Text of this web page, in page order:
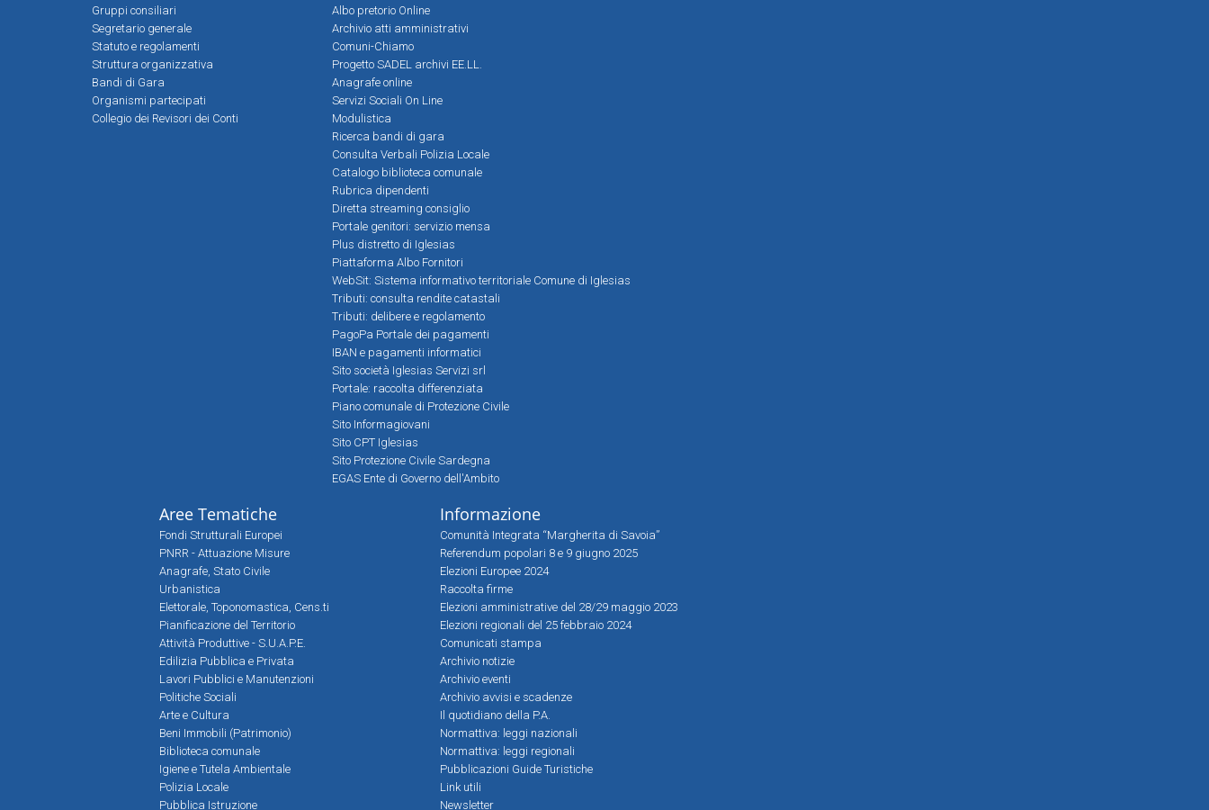
Gruppi consiliari
Segretario generale
Statuto e regolamenti
Struttura organizzativa
Bandi di Gara
Organismi partecipati
Collegio dei Revisori dei Conti
Albo pretorio Online
Archivio atti amministrativi
Comuni-Chiamo
Progetto SADEL archivi EE.LL.
Anagrafe online
Servizi Sociali On Line
Modulistica
Ricerca bandi di gara
Consulta Verbali Polizia Locale
Catalogo biblioteca comunale
Rubrica dipendenti
Diretta streaming consiglio
Portale genitori: servizio mensa
Plus distretto di Iglesias
Piattaforma Albo Fornitori
WebSit: Sistema informativo territoriale Comune di Iglesias
Tributi: consulta rendite catastali
Tributi: delibere e regolamento
PagoPa Portale dei pagamenti
IBAN e pagamenti informatici
Sito società Iglesias Servizi srl
Portale: raccolta differenziata
Piano comunale di Protezione Civile
Sito Informagiovani
Sito CPT Iglesias
Sito Protezione Civile Sardegna
EGAS Ente di Governo dell'Ambito
Aree Tematiche
Fondi Strutturali Europei
PNRR - Attuazione Misure
Anagrafe, Stato Civile
Urbanistica
Elettorale, Toponomastica, Cens.ti
Pianificazione del Territorio
Attività Produttive - S.U.A.P.E.
Edilizia Pubblica e Privata
Lavori Pubblici e Manutenzioni
Politiche Sociali
Arte e Cultura
Beni Immobili (Patrimonio)
Biblioteca comunale
Igiene e Tutela Ambientale
Polizia Locale
Pubblica Istruzione
Informazione
Comunità Integrata “Margherita di Savoia”
Referendum popolari 8 e 9 giugno 2025
Elezioni Europee 2024
Raccolta firme
Elezioni amministrative del 28/29 maggio 2023
Elezioni regionali del 25 febbraio 2024
Comunicati stampa
Archivio notizie
Archivio eventi
Archivio avvisi e scadenze
Il quotidiano della P.A.
Normattiva: leggi nazionali
Normattiva: leggi regionali
Pubblicazioni Guide Turistiche
Link utili
Newsletter